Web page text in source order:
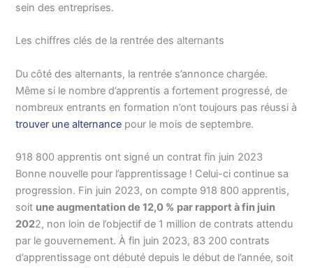
sein des entreprises.
Les chiffres clés de la rentrée des alternants
Du côté des alternants, la rentrée s’annonce chargée.
Même si le nombre d’apprentis a fortement progressé, de
nombreux entrants en formation n’ont toujours pas réussi à
trouver une alternance pour le mois de septembre.
918 800 apprentis ont signé un contrat fin juin 2023
Bonne nouvelle pour l’apprentissage ! Celui-ci continue sa
progression. Fin juin 2023, on compte 918 800 apprentis,
soit une augmentation de 12,0 % par rapport à fin juin
2022, non loin de l’objectif de 1 million de contrats attendu
par le gouvernement. À fin juin 2023, 83 200 contrats
d’apprentissage ont débuté depuis le début de l’année, soit